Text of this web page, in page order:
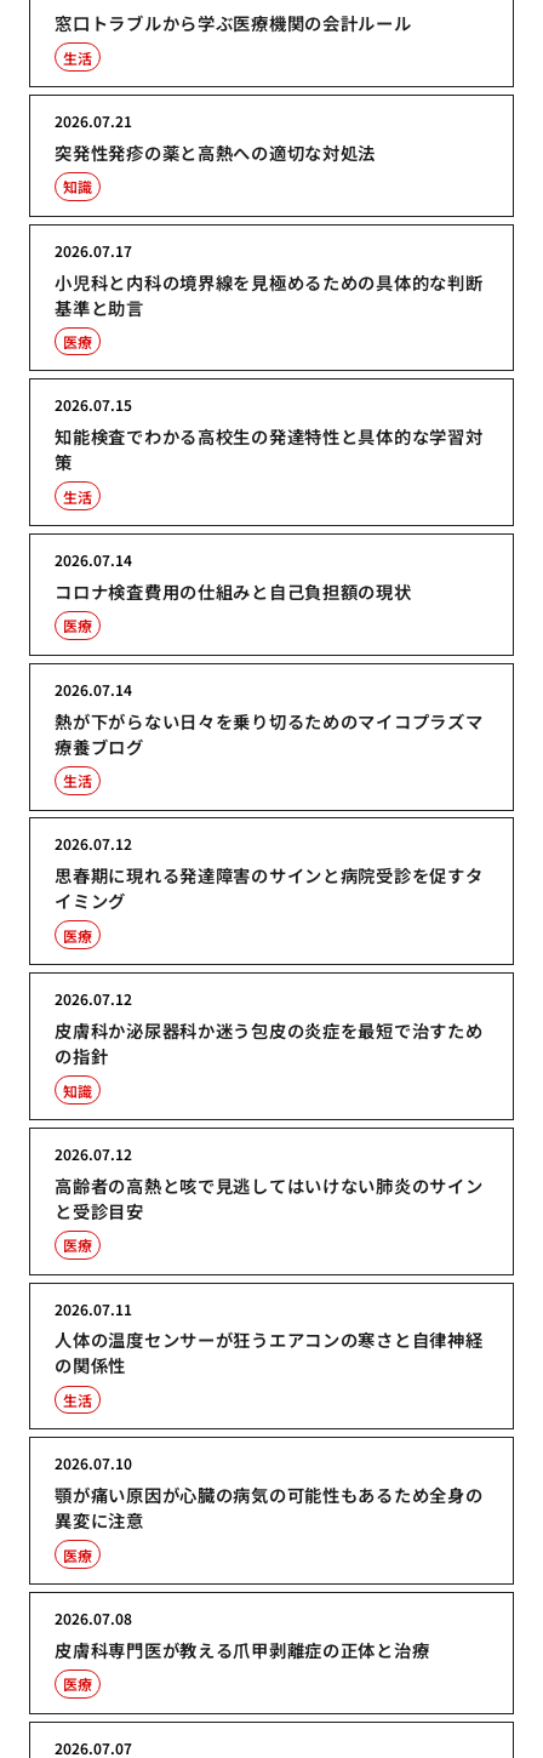
窓口トラブルから学ぶ医療機関の会計ルール
生活
突発性発疹の薬と高熱への適切な対処法
2026.07.21
知識
小児科と内科の境界線を見極めるための具体的な判断
基準と助言
2026.07.17
医療
知能検査でわかる高校生の発達特性と具体的な学習対
策
2026.07.15
生活
コロナ検査費用の仕組みと自己負担額の現状
2026.07.14
医療
熱が下がらない日々を乗り切るためのマイコプラズマ
療養ブログ
2026.07.14
生活
思春期に現れる発達障害のサインと病院受診を促すタ
イミング
2026.07.12
医療
皮膚科か泌尿器科か迷う包皮の炎症を最短で治すため
の指針
2026.07.12
知識
高齢者の高熱と咳で見逃してはいけない肺炎のサイン
と受診目安
2026.07.12
医療
人体の温度センサーが狂うエアコンの寒さと自律神経
の関係性
2026.07.11
生活
顎が痛い原因が心臓の病気の可能性もあるため全身の
異変に注意
2026.07.10
医療
皮膚科専門医が教える爪甲剥離症の正体と治療
2026.07.08
医療
2026.07.07